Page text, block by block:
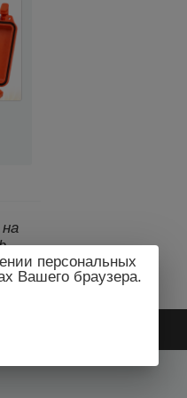
персональных
Вашего браузера.